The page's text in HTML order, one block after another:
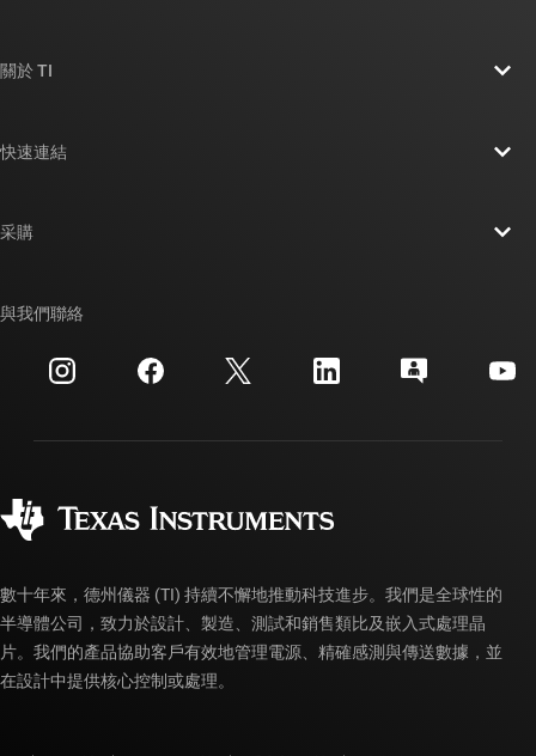
關於 TI
投資人關系
製造
快速連結
交互參考搜索
客戶支援中心
myTI 帳戶常見問題解答
采購
訂購 FAQ
與我們聯絡
數十年來，德州儀器 (TI) 持續不懈地推動科技進步。我們是全球性的
半導體公司，致力於設計、製造、測試和銷售類比及嵌入式處理晶
片。我們的產品協助客戶有效地管理電源、精確感測與傳送數據，並
在設計中提供核心控制或處理。